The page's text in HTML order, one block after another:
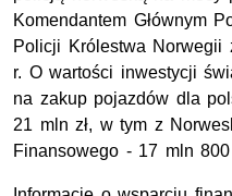
Komendantem Głównym
Policji Królestwa Norwegii
r. O wartości inwestycji
na zakup pojazdów dla
21 mln zł, w tym z
Finansowego - 17 mln 800